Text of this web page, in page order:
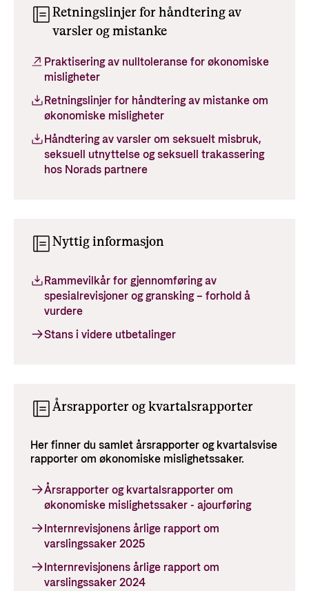
Retningslinjer for håndtering av
varsler og mistanke
Praktisering av nulltoleranse for økonomiske
misligheter
Retningslinjer for håndtering av mistanke om
økonomiske misligheter
Håndtering av varsler om seksuelt misbruk,
seksuell utnyttelse og seksuell trakassering
hos Norads partnere
Nyttig informasjon
Rammevilkår for gjennomføring av
spesialrevisjoner og gransking – forhold å
vurdere
Stans i videre utbetalinger
Årsrapporter og kvartalsrapporter
Her finner du samlet årsrapporter og kvartalsvise
rapporter om økonomiske mislighetssaker.
Årsrapporter og kvartalsrapporter om
økonomiske mislighetssaker - ajourføring
Internrevisjonens årlige rapport om
varslingssaker 2025
Internrevisjonens årlige rapport om
varslingssaker 2024